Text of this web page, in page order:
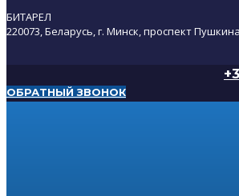
БИТАРЕЛ
220073, Беларусь, г. Минск, проспект
ОБРАТНЫЙ ЗВОНОК